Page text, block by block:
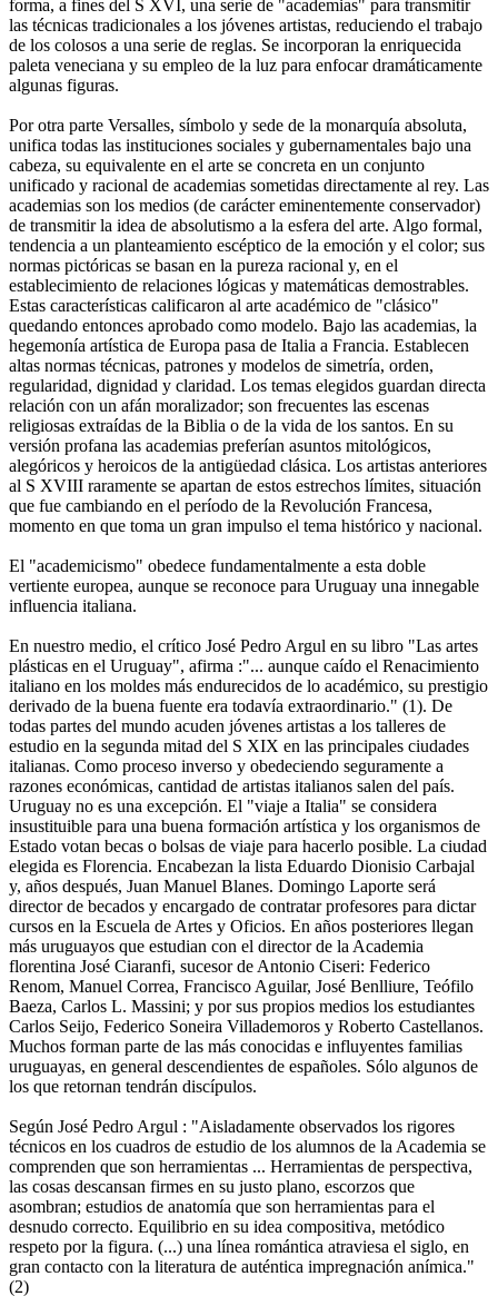
forma, a fines del S XVI, una serie de "academias" para transmitir
las técnicas tradicionales a los jóvenes artistas, reduciendo el trabajo
de los colosos a una serie de reglas. Se incorporan la enriquecida
paleta veneciana y su empleo de la luz para enfocar dramáticamente
algunas figuras.
Por otra parte Versalles, símbolo y sede de la monarquía absoluta,
unifica todas las instituciones sociales y gubernamentales bajo una
cabeza, su equivalente en el arte se concreta en un conjunto
unificado y racional de academias sometidas directamente al rey. Las
academias son los medios (de carácter eminentemente conservador)
de transmitir la idea de absolutismo a la esfera del arte. Algo formal,
tendencia a un planteamiento escéptico de la emoción y el color; sus
normas pictóricas se basan en la pureza racional y, en el
establecimiento de relaciones lógicas y matemáticas demostrables.
Estas características calificaron al arte académico de "clásico"
quedando entonces aprobado como modelo. Bajo las academias, la
hegemonía artística de Europa pasa de Italia a Francia. Establecen
altas normas técnicas, patrones y modelos de simetría, orden,
regularidad, dignidad y claridad. Los temas elegidos guardan directa
relación con un afán moralizador; son frecuentes las escenas
religiosas extraídas de la Biblia o de la vida de los santos. En su
versión profana las academias preferían asuntos mitológicos,
alegóricos y heroicos de la antigüedad clásica. Los artistas anteriores
al S XVIII raramente se apartan de estos estrechos límites, situación
que fue cambiando en el período de la Revolución Francesa,
momento en que toma un gran impulso el tema histórico y nacional.
El "academicismo" obedece fundamentalmente a esta doble
vertiente europea, aunque se reconoce para Uruguay una innegable
influencia italiana.
En nuestro medio, el crítico José Pedro Argul en su libro "Las artes
plásticas en el Uruguay", afirma :"... aunque caído el Renacimiento
italiano en los moldes más endurecidos de lo académico, su prestigio
derivado de la buena fuente era todavía extraordinario." (1). De
todas partes del mundo acuden jóvenes artistas a los talleres de
estudio en la segunda mitad del S XIX en las principales ciudades
italianas. Como proceso inverso y obedeciendo seguramente a
razones económicas, cantidad de artistas italianos salen del país.
Uruguay no es una excepción. El "viaje a Italia" se considera
insustituible para una buena formación artística y los organismos de
Estado votan becas o bolsas de viaje para hacerlo posible. La ciudad
elegida es Florencia. Encabezan la lista Eduardo Dionisio Carbajal
y, años después, Juan Manuel Blanes. Domingo Laporte será
director de becados y encargado de contratar profesores para dictar
cursos en la Escuela de Artes y Oficios. En años posteriores llegan
más uruguayos que estudian con el director de la Academia
florentina José Ciaranfi, sucesor de Antonio Ciseri: Federico
Renom, Manuel Correa, Francisco Aguilar, José Benlliure, Teófilo
Baeza, Carlos L. Massini; y por sus propios medios los estudiantes
Carlos Seijo, Federico Soneira Villademoros y Roberto Castellanos.
Muchos forman parte de las más conocidas e influyentes familias
uruguayas, en general descendientes de españoles. Sólo algunos de
los que retornan tendrán discípulos.
Según José Pedro Argul : "Aisladamente observados los rigores
técnicos en los cuadros de estudio de los alumnos de la Academia se
comprenden que son herramientas ... Herramientas de perspectiva,
las cosas descansan firmes en su justo plano, escorzos que
asombran; estudios de anatomía que son herramientas para el
desnudo correcto. Equilibrio en su idea compositiva, metódico
respeto por la figura. (...) una línea romántica atraviesa el siglo, en
gran contacto con la literatura de auténtica impregnación anímica."
(2)